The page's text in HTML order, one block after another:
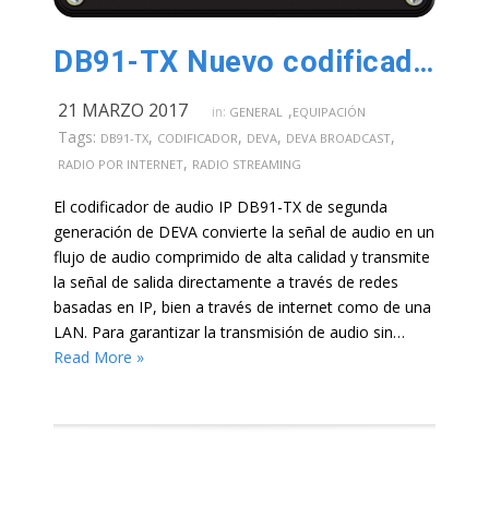
DB91-TX Nuevo codificador de Deva Broadcast
21 MARZO 2017 in: GENERAL ,EQUIPACIÓN
Tags: DB91-TX, CODIFICADOR, DEVA, DEVA BROADCAST,
RADIO POR INTERNET, RADIO STREAMING
El codificador de audio IP DB91-TX de segunda
generación de DEVA convierte la señal de audio en un
flujo de audio comprimido de alta calidad y transmite
la señal de salida directamente a través de redes
basadas en IP, bien a través de internet como de una
LAN. Para garantizar la transmisión de audio sin…
Read More »